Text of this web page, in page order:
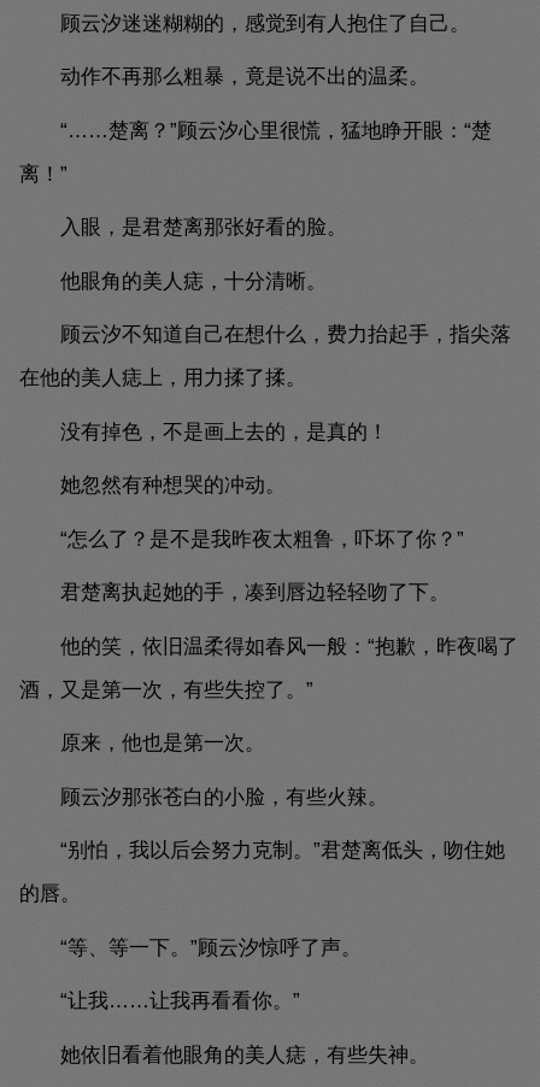
顾云汐迷迷糊糊的，感觉到有人抱住了自己。
动作不再那么粗暴，竟是说不出的温柔。
“……楚离？”顾云汐心里很慌，猛地睁开眼：“楚
离！”
入眼，是君楚离那张好看的脸。
他眼角的美人痣，十分清晰。
顾云汐不知道自己在想什么，费力抬起手，指尖落
在他的美人痣上，用力揉了揉。
没有掉色，不是画上去的，是真的！
她忽然有种想哭的冲动。
“怎么了？是不是我昨夜太粗鲁，吓坏了你？”
君楚离执起她的手，凑到唇边轻轻吻了下。
他的笑，依旧温柔得如春风一般：“抱歉，昨夜喝了
酒，又是第一次，有些失控了。”
原来，他也是第一次。
顾云汐那张苍白的小脸，有些火辣。
“别怕，我以后会努力克制。”君楚离低头，吻住她
的唇。
“等、等一下。”顾云汐惊呼了声。
“让我……让我再看看你。”
她依旧看着他眼角的美人痣，有些失神。